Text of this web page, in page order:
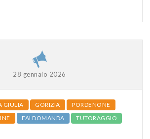
28 gennaio 2026
GIULIA GORIZIA
PORDENONE
FAI DOMANDA
TUTORAGGIO